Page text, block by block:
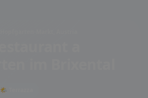
🌤 Terrazza